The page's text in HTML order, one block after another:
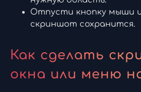
Отпусти кнопку мыши
скриншот сохранится.
Как сделать
окна или меню